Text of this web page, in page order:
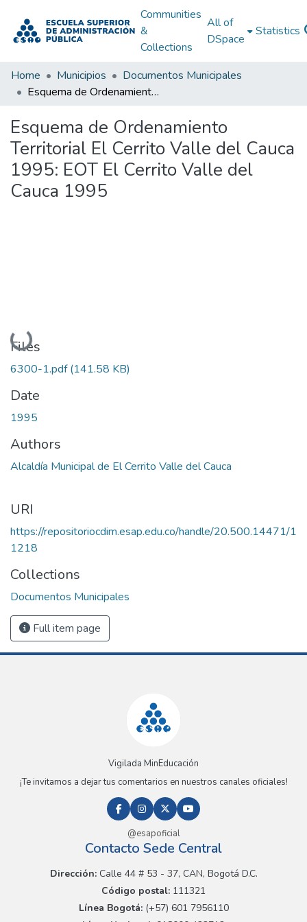
Communities
&
Collections
All of
DSpace
Statistics
Home Municipios
Documentos Municipales
Esquema de Ordenamiento Territorial El Cerrito Valle del Cauca 1995: EOT El Cerrito Valle del Cauca 1995
Esquema de Ordenamiento
Territorial El Cerrito Valle del Cauca
1995: EOT El Cerrito Valle del
Cauca 1995
Loading...
Files
6300-1.pdf(141.58 KB)
Date
1995
Authors
Alcaldía Municipal de El Cerrito Valle del Cauca
URI
https://repositoriocdim.esap.edu.co/handle/20.500.14471/1
1218
Collections
Documentos Municipales
Full item page
Vigilada MinEducación
¡Te invitamos a dejar tus comentarios en nuestros canales oficiales!
@esapoficial
Contacto Sede Central
Dirección:Calle 44 # 53 - 37, CAN, Bogotá D.C.
Código postal: 111321
Línea Bogotá:(+57) 601 7956110